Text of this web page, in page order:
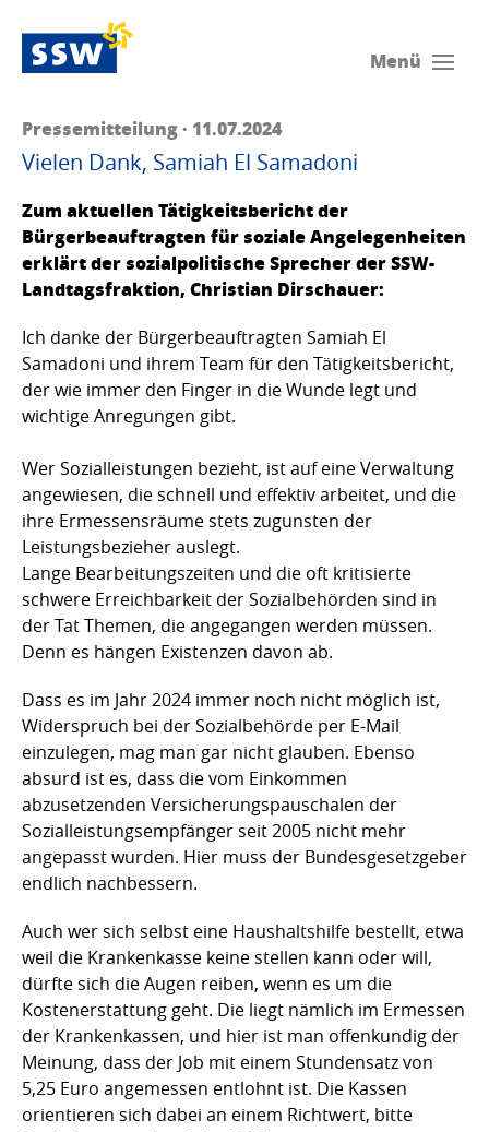
Menü
Pressemitteilung · 11.07.2024
Vielen Dank, Samiah El Samadoni
Zum aktuellen Tätigkeitsbericht der
Bürgerbeauftragten für soziale Angelegenheiten
erklärt der sozialpolitische Sprecher der SSW-
Landtagsfraktion, Christian Dirschauer:
Ich danke der Bürgerbeauftragten Samiah El
Samadoni und ihrem Team für den Tätigkeitsbericht,
der wie immer den Finger in die Wunde legt und
wichtige Anregungen gibt.
Wer Sozialleistungen bezieht, ist auf eine Verwaltung
angewiesen, die schnell und effektiv arbeitet, und die
ihre Ermessensräume stets zugunsten der
Leistungsbezieher auslegt.
Lange Bearbeitungszeiten und die oft kritisierte
schwere Erreichbarkeit der Sozialbehörden sind in
der Tat Themen, die angegangen werden müssen.
Denn es hängen Existenzen davon ab.
Dass es im Jahr 2024 immer noch nicht möglich ist,
Widerspruch bei der Sozialbehörde per E-Mail
einzulegen, mag man gar nicht glauben. Ebenso
absurd ist es, dass die vom Einkommen
abzusetzenden Versicherungspauschalen der
Sozialleistungsempfänger seit 2005 nicht mehr
angepasst wurden. Hier muss der Bundesgesetzgeber
endlich nachbessern.
Auch wer sich selbst eine Haushaltshilfe bestellt, etwa
weil die Krankenkasse keine stellen kann oder will,
dürfte sich die Augen reiben, wenn es um die
Kostenerstattung geht. Die liegt nämlich im Ermessen
der Krankenkassen, und hier ist man offenkundig der
Meinung, dass der Job mit einem Stundensatz von
5,25 Euro angemessen entlohnt ist. Die Kassen
orientieren sich dabei an einem Richtwert, bitte